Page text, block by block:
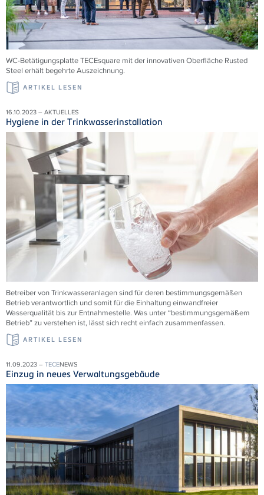
WC-Betätigungsplatte TECEsquare mit der innovativen Oberfläche Rusted
Steel erhält begehrte Auszeichnung.
ARTIKEL LESEN
16.10.2023 – AKTUELLES
Hygiene in der Trinkwasserinstallation
Betreiber von Trinkwasseranlagen sind für deren bestimmungsgemäßen
Betrieb verantwortlich und somit für die Einhaltung einwandfreier
Wasserqualität bis zur Entnahmestelle. Was unter “bestimmungsgemäßem
Betrieb” zu verstehen ist, lässt sich recht einfach zusammenfassen.
ARTIKEL LESEN
11.09.2023 – TECENEWS
Einzug in neues Verwaltungsgebäude